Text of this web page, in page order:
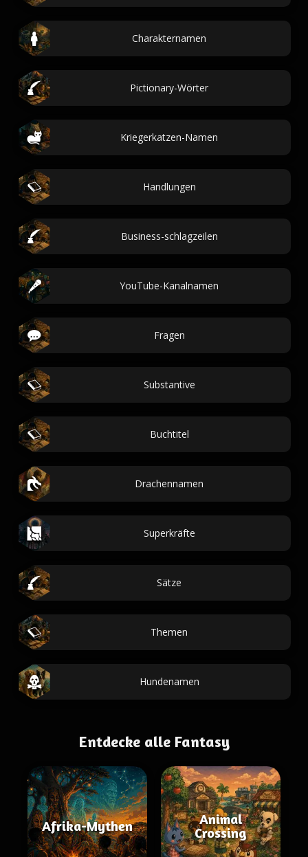
Charakternamen
Pictionary-Wörter
Kriegerkatzen-Namen
Handlungen
Business-schlagzeilen
YouTube-Kanalnamen
Fragen
Substantive
Buchtitel
Drachennamen
Superkräfte
Sätze
Themen
Hundenamen
Entdecke alle Fantasy
Afrika-Mythen
Animal
Crossing